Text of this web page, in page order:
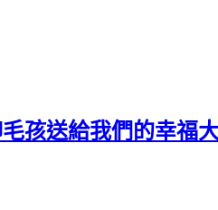
孩送給我們的幸